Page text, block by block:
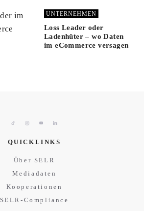
UNTERNEHMEN
Loss Leader oder
Ladenhüter – wo Daten
im eCommerce versagen
QUICKLINKS
Über SELR
Mediadaten
Kooperationen
SELR-Compliance